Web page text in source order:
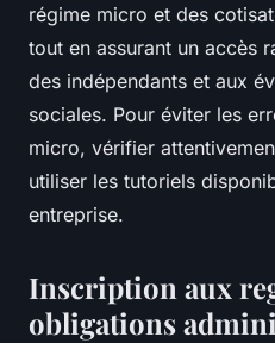
régime micro et des
tout en assurant un accès
des indépendants et aux
sociales. Pour éviter les
micro, vérifier
utiliser les tutoriels
entreprise.
Inscription aux
obligations